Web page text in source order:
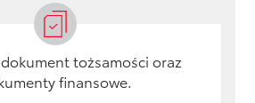
tożsamości oraz
finansowe.